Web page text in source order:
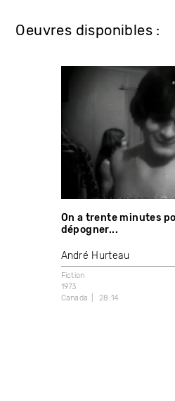
Oeuvres disponibles :
On a trente minutes
dépogner...
André Hurteau
Fiction
1973
Canada
28:14